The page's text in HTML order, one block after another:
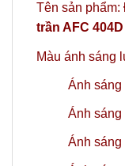
Tên sản phẩm:
trần AFC
Màu ánh sáng
Ánh sáng
Ánh sáng
Ánh sáng